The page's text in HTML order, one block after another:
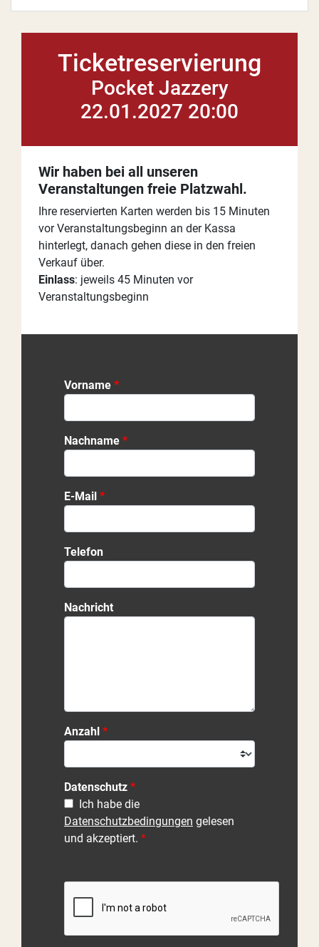
Ticketreservierung
Pocket Jazzery
22.01.2027 20:00
Wir haben bei all unseren
Veranstaltungen freie Platzwahl.
Ihre reservierten Karten werden bis 15 Minuten
vor Veranstaltungsbeginn an der Kassa
hinterlegt, danach gehen diese in den freien
Verkauf über.
Einlass: jeweils 45 Minuten vor
Veranstaltungsbeginn
Vorname
Nachname
E-Mail
Telefon
Nachricht
Anzahl
Datenschutz
Ich habe die
Datenschutzbedingungen gelesen
und akzeptiert.